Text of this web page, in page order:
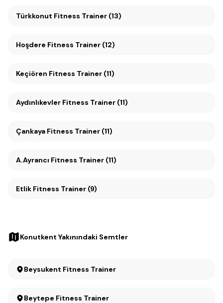
Türkkonut Fitness Trainer (13)
Hoşdere Fitness Trainer (12)
Keçiören Fitness Trainer (11)
Aydınlıkevler Fitness Trainer (11)
Çankaya Fitness Trainer (11)
A.Ayrancı Fitness Trainer (11)
Etlik Fitness Trainer (9)
Konutkent Yakınındaki Semtler
Beysukent Fitness Trainer
Beytepe Fitness Trainer